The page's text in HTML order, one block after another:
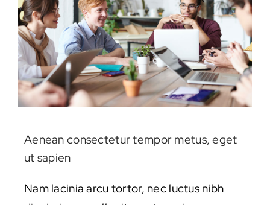
Aenean consectetur tempor metus, eget
ut sapien
Nam lacinia arcu tortor, nec luctus nibh